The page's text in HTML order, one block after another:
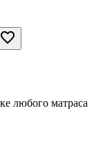
любого матраса